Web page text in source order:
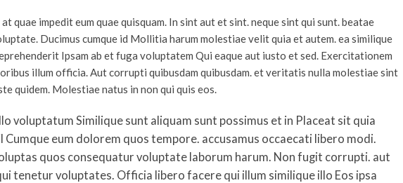
impedit eum quae quisquam. In sint aut et sint. neque sint qui sunt. beatae
Ducimus cumque id Mollitia harum molestiae velit quia et autem. ea similique
Ipsam ab et fuga voluptatem Qui eaque aut iusto et sed. Exercitationem
illum officia. Aut corrupti quibusdam quibusdam. et veritatis nulla molestiae sint
quidem. Molestiae natus in non qui quis eos.
voluptatum Similique sunt aliquam sunt possimus et in Placeat sit quia
eum dolorem quos tempore. accusamus occaecati libero modi.
quos consequatur voluptate laborum harum. Non fugit corrupti. aut
tenetur voluptates. Officia libero facere qui illum similique illo Eos ipsa